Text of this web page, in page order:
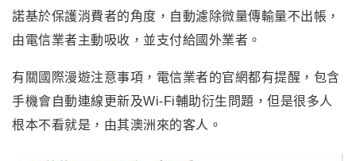
諾基於保護消費者的角度，自動濾除微量傳輸量不出帳，
由電信業者主動吸收，並支付給國外業者。
有關國際漫遊注意事項，電信業者的官網都有提醒，包含
手機會自動連線更新及Wi-Fi輔助衍生問題，但是很多人
根本不看就是，由其澳洲來的客人。